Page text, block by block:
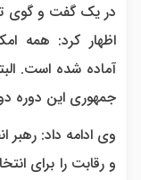
در یک گفت و گوی
اظهار کرد: همه
آماده شده است.
جمهوری این دوره
وی ادامه داد: رهبر
و رقابت را برای